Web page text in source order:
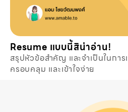
Resume แบบนี้สิน่าอ่าน!
สรุปหัวข้อสำคัญ และจำเป็นในกา
ครอบคลุม และเข้าใจง่าย